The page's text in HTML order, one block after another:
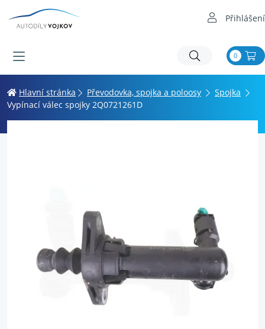
Přihlášení
0
Hlavní stránka Převodovka, spojka a poloosy
Spojka
Vypínací válec spojky 2Q0721261D